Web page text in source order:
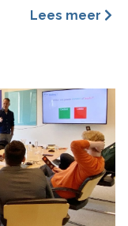
Lees meer